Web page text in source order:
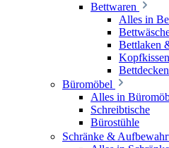
Bettwaren
Alles in
Bettlaken
Kopfkissen
Bettdecken
Büromöbel
Alles in
Schreibtische
Bürostühle
Schränke &